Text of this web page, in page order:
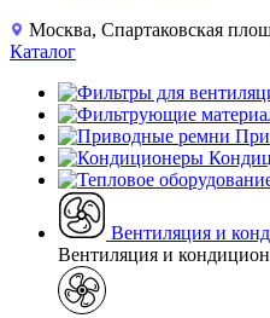
Москва, Спартаковская
Каталог
Вентиляция и
Вентиляция и